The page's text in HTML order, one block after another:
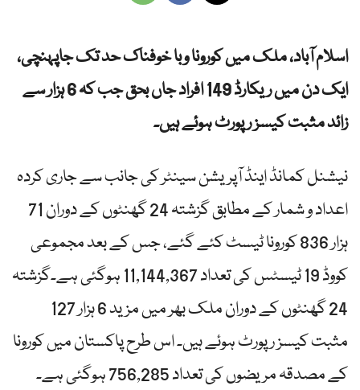
اسلام آباد، ملک میں کورونا وبا خوفناک حد تک جاپہنچی،
ایک دن میں ریکارڈ 149 افراد جاں بحق جب کہ 6 ہزار سے
زائد مثبت کیسز رپورٹ ہوئے ہیں۔
نیشنل کمانڈ اینڈ آپریشن سینٹر کی جانب سے جاری کردہ
اعداد و شمار کے مطابق گزشتہ 24 گھنٹوں کے دوران 71
ہزار 836 کورونا ٹیسٹ کئے گئے، جس کے بعد مجموعی
کووڈ 19 ٹیسٹس کی تعداد 11,144,367 ہوگئی ہے۔گزشتہ
24 گھنٹوں کے دوران ملک بھر میں مزید 6 ہزار 127
مثبت کیسز رپورٹ ہوئے ہیں۔ اس طرح پاکستان میں کورونا
کے مصدقہ مریضوں کی تعداد 756,285 ہوگئی ہے۔